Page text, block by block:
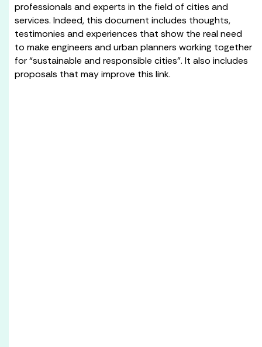
professionals and experts in the field of cities and
services. Indeed, this document includes thoughts,
testimonies and experiences that show the real need
to make engineers and urban planners working together
for “sustainable and responsible cities”. It also includes
proposals that may improve this link.